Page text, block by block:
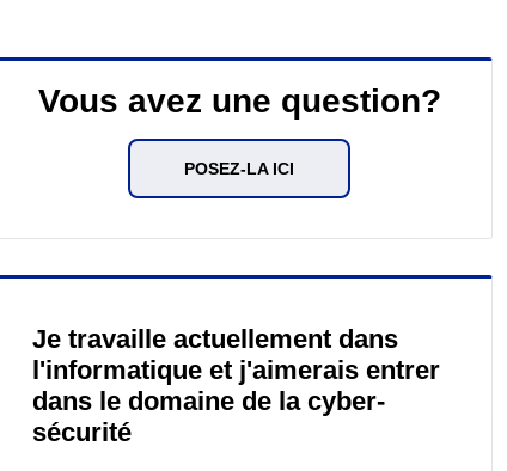
Vous avez une question?
POSEZ-LA ICI
Je travaille actuellement dans
l'informatique et j'aimerais entrer
dans le domaine de la cyber-
sécurité